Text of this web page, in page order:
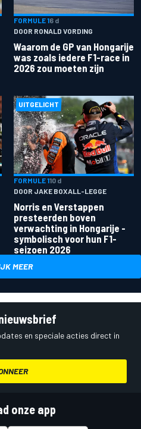
FORMULE 16 d
DOOR RONALD VORDING
Waarom de GP van Hongarije
was zoals iedere F1-race in
2026 zou moeten zijn
UITGELICHT
FORMULE 110 d
DOOR JAKE BOXALL-LEGGE
Norris en Verstappen
presteerden boven
verwachting in Hongarije -
symbolisch voor hun F1-
seizoen 2026
MEER
en speciale acties direct in
onze app